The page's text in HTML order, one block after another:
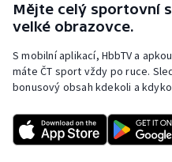
Ragby
Rychlobruslení
Rychlostní kanoistika
Short track
Mějte celý sportovní
velké obrazovce.
S mobilní aplikací, HbbTV a
máte ČT sport vždy po ruce.
bonusový obsah kdekoli a